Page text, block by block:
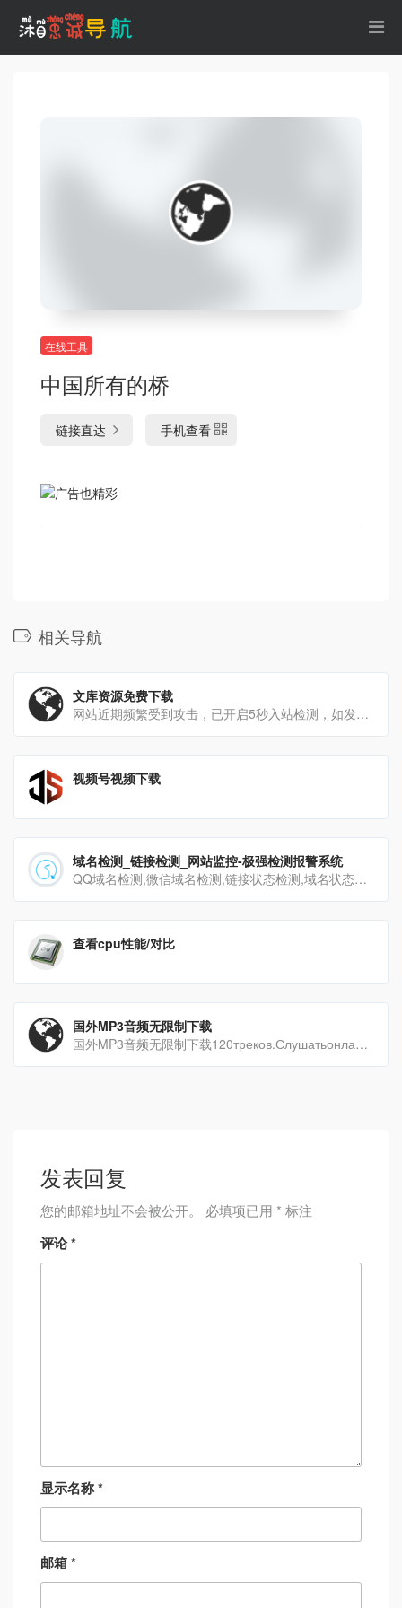
在线工具
中国所有的桥
链接直达 手机查看
相关导航
文库资源免费下载
网站近期频繁受到攻击，已开启5秒入站检测，如发生错误请先刷新页面试试
视频号视频下载
域名检测_链接检测_网站监控-极强检测报警系统
QQ域名检测,微信域名检测,链接状态检测,域名状态染检测,网站拦截查询
查看cpu性能/对比
国外MP3音频无限制下载
国外MP3音频无限制下载120треков.Слушатьонлайннасайтеmp3-ma[…]
发表回复
您的邮箱地址不会被公开。 必填项已用 * 标注
评论*
显示名称*
邮箱*